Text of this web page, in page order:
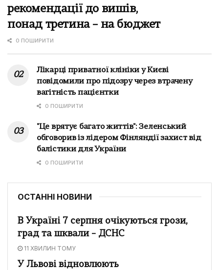
рекомендації до вишів,
понад третина – на бюджет
0 ПОШИРИТИ
Лікарці приватної клініки у Києві
повідомили про підозру через втрачену
вагітність пацієнтки
0 ПОШИРИТИ
"Це врятує багато життів": Зеленський
обговорив із лідером Фінляндії захист від
балістики для України
0 ПОШИРИТИ
ОСТАННІ НОВИНИ
В Україні 7 серпня очікуються грози,
град та шквали – ДСНС
11 ХВИЛИН ТОМУ
У Львові відновлюють